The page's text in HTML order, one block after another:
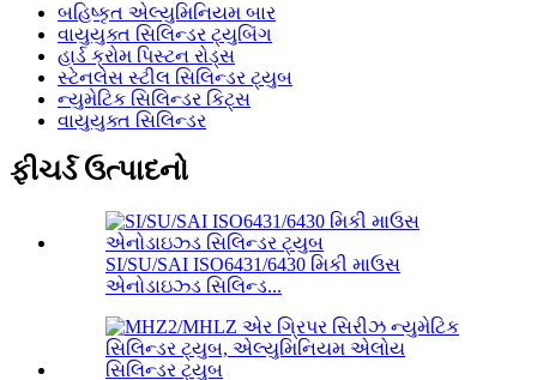
બહિષ્કૃત એલ્યુમિનિયમ બાર
વાયુયુક્ત સિલિન્ડર ટ્યુબિંગ
હાર્ડ ક્રોમ પિસ્ટન રોડ્સ
સ્ટેનલેસ સ્ટીલ સિલિન્ડર ટ્યુબ
ન્યુમેટિક સિલિન્ડર કિટ્સ
વાયુયુક્ત સિલિન્ડર
ફીચર્ડ ઉત્પાદનો
SI/SU/SAI ISO6431/6430 મિકી માઉસ
એનોડાઇઝ્ડ સિલિન્ડ...